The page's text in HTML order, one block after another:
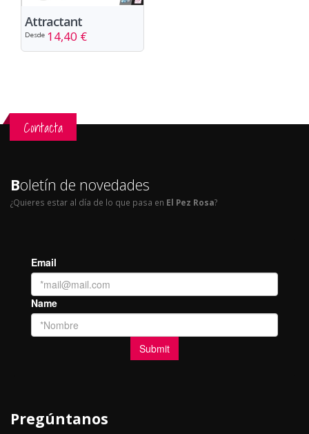
Attractant
Desde 14,40 €
Contacta
Boletín de novedades
¿Quieres estar al día de lo que pasa en El Pez Rosa?
Pregúntanos